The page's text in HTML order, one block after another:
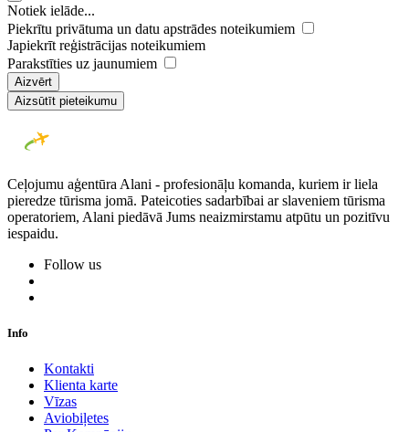
Notiek ielāde...
Piekrītu privātuma un datu apstrādes noteikumiem
Japiekrīt reģistrācijas noteikumiem
Parakstīties uz jaunumiem
Aizvērt
Aizsūtīt pieteikumu
Ceļojumu aģentūra Alani - profesionāļu komanda, kuriem ir liela
pieredze tūrisma jomā. Pateicoties sadarbībai ar slaveniem tūrisma
operatoriem, Alani piedāvā Jums neaizmirstamu atpūtu un pozitīvu
iespaidu.
Follow us
Info
Kontakti
Klienta karte
Vīzas
Aviobiļetes